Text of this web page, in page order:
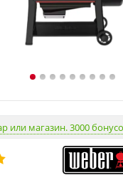
или магазин. 3000